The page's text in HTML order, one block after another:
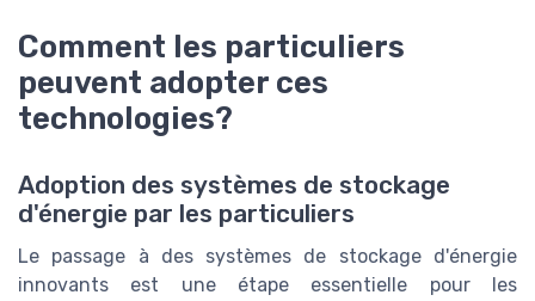
Comment les particuliers
peuvent adopter ces
technologies?
Adoption des systèmes de stockage
d'énergie par les particuliers
Le passage à des systèmes de stockage d'énergie
innovants est une étape essentielle pour les